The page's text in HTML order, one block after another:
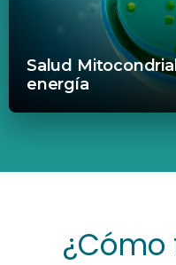
Salud
energía